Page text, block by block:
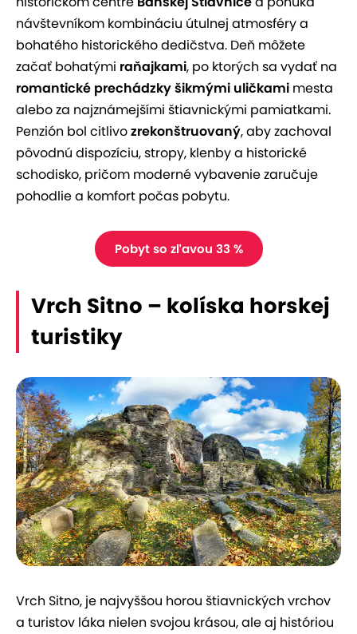
návštevníkom kombináciu útulnej atmosféry a
bohatého historického dedičstva. Deň môžete
začať bohatými raňajkami, po ktorých sa vydať na
romantické prechádzky šikmými uličkami mesta
alebo za najznámejšími štiavnickými pamiatkami.
Penzión bol citlivozrekonštruovaný, aby zachoval
pôvodnú dispozíciu, stropy, klenby a historické
schodisko, pričom moderné vybavenie zaručuje
pohodlie a komfort počas pobytu.
Pobyt so zľavou 33 %
Vrch Sitno – kolíska horskej
turistiky
Vrch Sitno, je najvyššou horou štiavnických vrchov
a turistov láka nielen svojou krásou, ale aj históriou